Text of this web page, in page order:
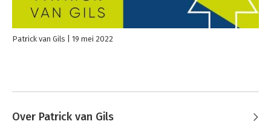
Patrick van Gils 19 mei 2022
Over Patrick van Gils